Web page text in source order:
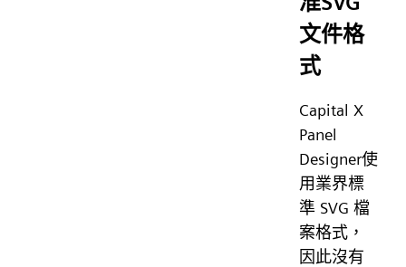
文件格
式
Capital X
Panel
Designer使
用業界標
準 SVG 檔
案格式，
因此沒有